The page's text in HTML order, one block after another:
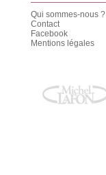
Qui sommes-nous ?
Contact
Facebook
Mentions légales